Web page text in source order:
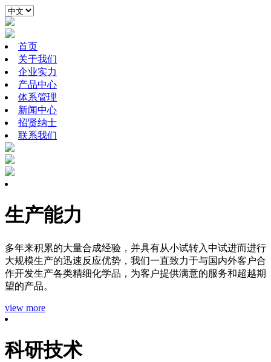
首页
关于我们
企业实力
产品中心
体系管理
新闻中心
招贤纳士
联系我们
生产能力
多年来积累的大量合成经验，并具有从小试转入中试进而进行
大规模生产的迅速反应优势，我们一直致力于与国内外客户合
作开发生产各类精细化学品，为客户提供满意的服务和超越期
望的产品。
view more
科研技术